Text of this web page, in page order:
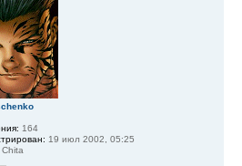
164
19 июл 2002, 05:25
Chita